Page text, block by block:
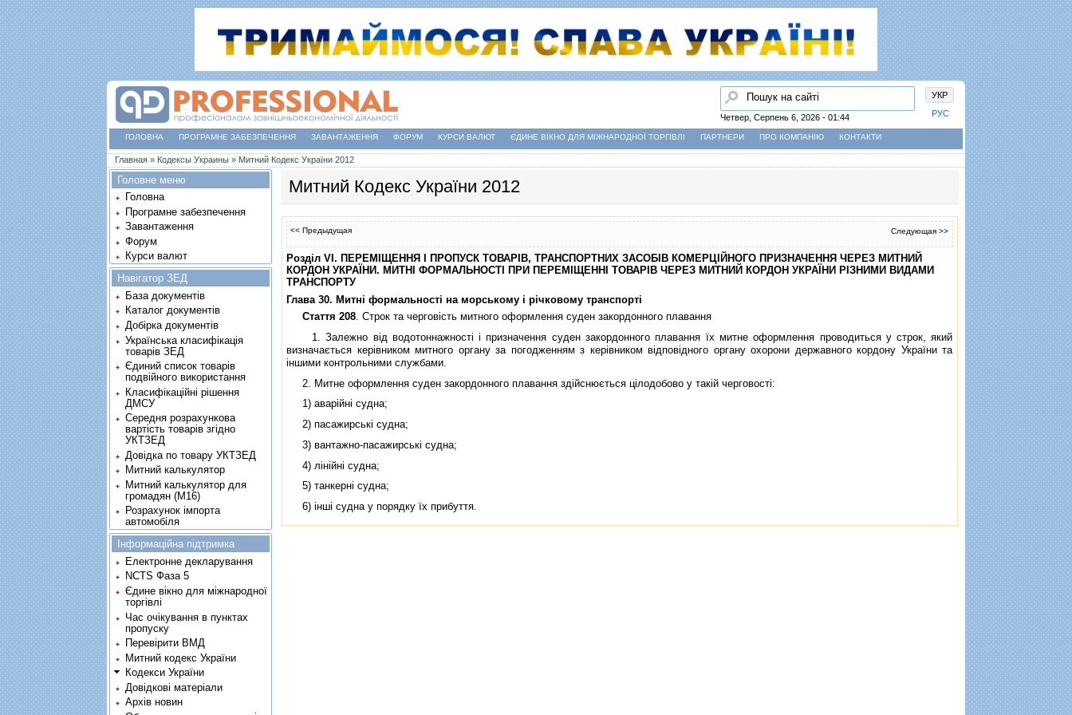
УКР
РУС
Пошук
Четвер, Серпень 6, 2026 - 01:44
ГОЛОВНА ПРОГРАМНЕ ЗАБЕЗПЕЧЕННЯ ЗАВАНТАЖЕННЯ ФОРУМ КУРСИ ВАЛЮТ ЄДИНЕ ВІКНО ДЛЯ МІЖНАРОДНОЇ ТОРГІВЛІ ПАРТНЕРИ ПРО КОМПАНІЮ КОНТАКТИ
Ви є тут
Главная » Кодексы Украины » Митний Кодекс України 2012
Митний Кодекс України 2012
<< Предыдущая Следующая >>
Роздiл VI. ПЕРЕМIЩЕННЯ I ПРОПУСК ТОВАРIВ, ТРАНСПОРТНИХ ЗАСОБIВ КОМЕРЦIЙНОГО ПРИЗНАЧЕННЯ ЧЕРЕЗ МИТНИЙ
КОРДОН УКРАЇНИ. МИТНI ФОРМАЛЬНОСТI ПРИ ПЕРЕМIЩЕННI ТОВАРIВ ЧЕРЕЗ МИТНИЙ КОРДОН УКРАЇНИ РIЗНИМИ ВИДАМИ
ТРАНСПОРТУ
Глава 30. Митнi формальностi на морському i рiчковому транспортi
Стаття 208. Строк та черговiсть митного оформлення суден закордонного плавання
1. Залежно вiд водотоннажностi i призначення суден закордонного плавання їх митне оформлення проводиться у строк, який
визначається керiвником митного органу за погодженням з керiвником вiдповiдного органу охорони державного кордону України та
iншими контрольними службами.
2. Митне оформлення суден закордонного плавання здiйснюється цiлодобово у такiй черговостi:
1) аварiйнi судна;
2) пасажирськi судна;
3) вантажно-пасажирськi судна;
4) лiнiйнi судна;
5) танкернi судна;
6) iншi судна у порядку їх прибуття.
Головне меню
Головна
Програмне забезпечення
Завантаження
Форум
Курси валют
Навігатор ЗЕД
База документів
Каталог документів
Добірка документів
Українська класифікація
товарів ЗЕД
Єдиний список товарів
подвійного використання
Класифікаційні рішення
ДМСУ
Середня розрахункова
вартість товарів згідно
УКТЗЕД
Довідка по товару УКТЗЕД
Митний калькулятор
Митний калькулятор для
громадян (М16)
Розрахунок імпорта
автомобіля
Інформаційна підтримка
Електронне декларування
NCTS Фаза 5
Єдине вікно для міжнародної
торгівлі
Час очікування в пунктах
пропуску
Перевірити ВМД
Митний кодекс України
Кодекси України
Довідкові матеріали
Архів новин